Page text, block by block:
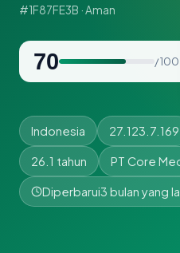
#1F87FE3B · Aman
70 / 100
Indonesia 27.123.7.169
26.1 tahun PT Core
Diperbarui3 bulan yang